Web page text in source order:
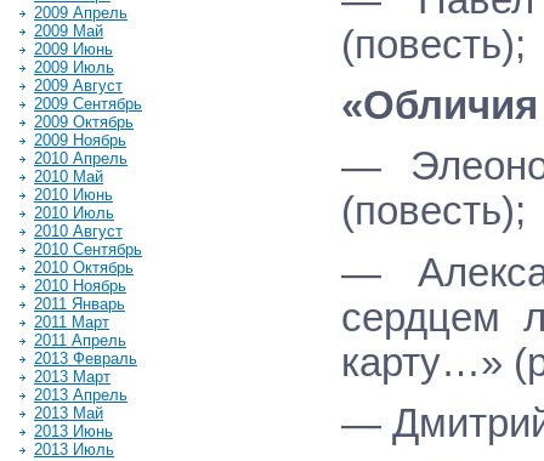
2009 Апрель
2009 Май
2009 Июнь
2009 Июль
2009 Август
2009 Сентябрь
2009 Октябрь
2009 Ноябрь
2010 Апрель
2010 Май
2010 Июнь
2010 Июль
2010 Август
2010 Сентябрь
2010 Октябрь
2010 Ноябрь
2011 Январь
2011 Март
2011 Апрель
2013 Февраль
2013 Март
2013 Апрель
2013 Май
2013 Июнь
2013 Июль
(повесть);
—
(повесть);
—
сердцем
карту…»
—